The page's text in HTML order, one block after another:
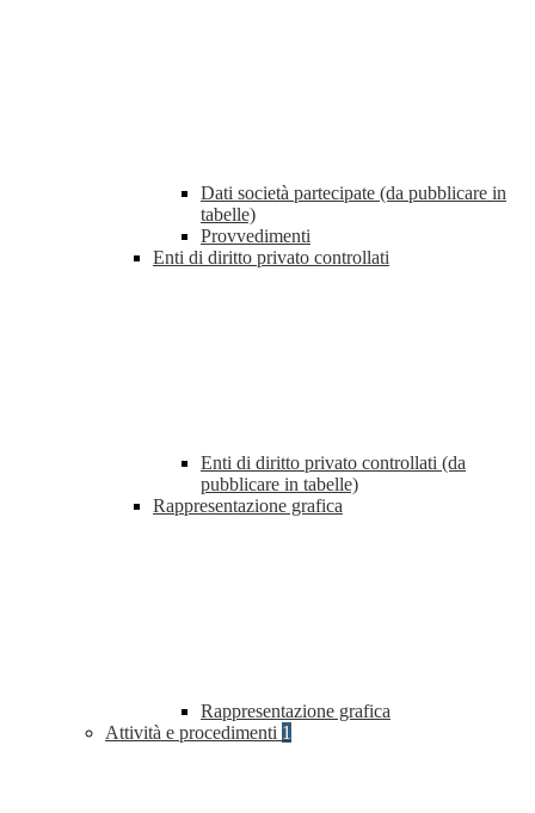
Dati società partecipate (da pubblicare in
tabelle)
Provvedimenti
Enti di diritto privato controllati
Enti di diritto privato controllati (da
pubblicare in tabelle)
Rappresentazione grafica
Rappresentazione grafica
Attività e procedimenti 1